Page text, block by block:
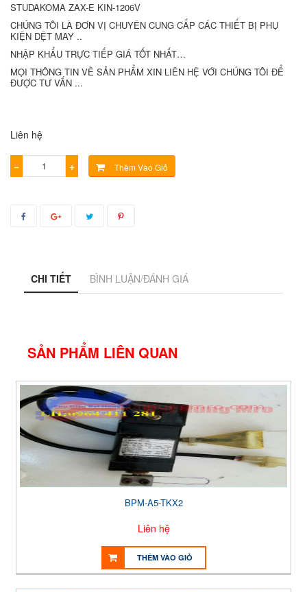
STUDAKOMA ZAX-E KIN-1206V
CHÚNG TÔI LÀ ĐƠN VỊ CHUYÊN CUNG CẤP CÁC THIẾT BỊ PHỤ
KIỆN DỆT MAY ..
NHẬP KHẨU TRỰC TIẾP GIÁ TỐT NHẤT…
MỌI THÔNG TIN VỀ SẢN PHẨM XIN LIÊN HỆ VỚI CHÚNG TÔI ĐỂ
ĐƯỢC TƯ VẤN ...
Liên hệ
− + Thêm Vào Giỏ
CHI TIẾT BÌNH LUẬN/ĐÁNH GIÁ
SẢN PHẨM LIÊN QUAN
BPM-A5-TKX2
Liên hệ
THÊM VÀO GIỎ